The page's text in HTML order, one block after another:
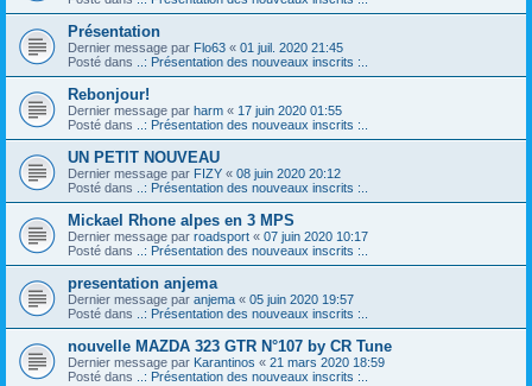
Présentation
Dernier message par Flo63 « 01 juil. 2020 21:45
Posté dans
..: Présentation des nouveaux inscrits :..
Rebonjour!
Dernier message par harm « 17 juin 2020 01:55
Posté dans
..: Présentation des nouveaux inscrits :..
UN PETIT NOUVEAU
Dernier message par FIZY « 08 juin 2020 20:12
Posté dans
..: Présentation des nouveaux inscrits :..
Mickael Rhone alpes en 3 MPS
Dernier message par roadsport « 07 juin 2020 10:17
Posté dans
..: Présentation des nouveaux inscrits :..
presentation anjema
Dernier message par anjema « 05 juin 2020 19:57
Posté dans
..: Présentation des nouveaux inscrits :..
nouvelle MAZDA 323 GTR N°107 by CR Tune
Dernier message par Karantinos « 21 mars 2020 18:59
Posté dans
..: Présentation des nouveaux inscrits :..